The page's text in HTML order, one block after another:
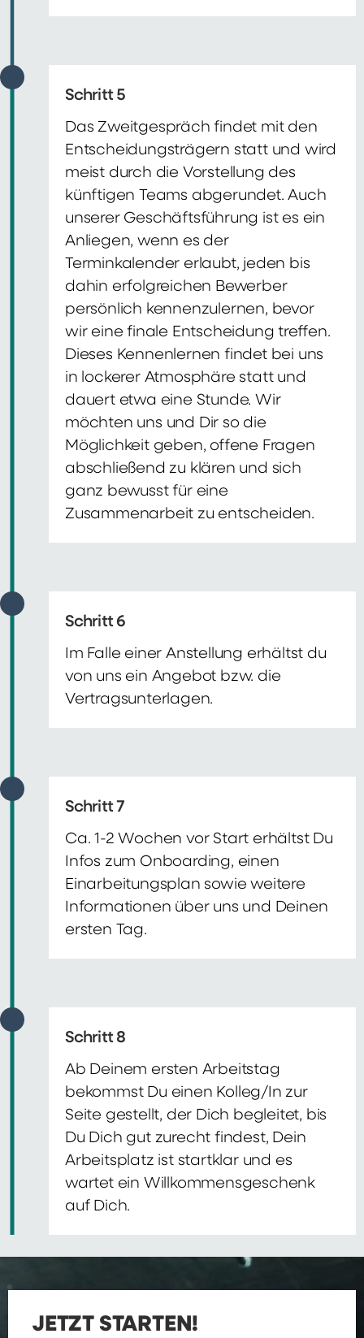
Schritt 5
Das Zweitgespräch findet mit den
Entscheidungsträgern statt und wird
meist durch die Vorstellung des
künftigen Teams abgerundet. Auch
unserer Geschäftsführung ist es ein
Anliegen, wenn es der
Terminkalender erlaubt, jeden bis
dahin erfolgreichen Bewerber
persönlich kennenzulernen, bevor
wir eine finale Entscheidung treffen.
Dieses Kennenlernen findet bei uns
in lockerer Atmosphäre statt und
dauert etwa eine Stunde. Wir
möchten uns und Dir so die
Möglichkeit geben, offene Fragen
abschließend zu klären und sich
ganz bewusst für eine
Zusammenarbeit zu entscheiden.
Schritt 6
Im Falle einer Anstellung erhältst du
von uns ein Angebot bzw. die
Vertragsunterlagen.
Schritt 7
Ca. 1-2 Wochen vor Start erhältst Du
Infos zum Onboarding, einen
Einarbeitungsplan sowie weitere
Informationen über uns und Deinen
ersten Tag.
Schritt 8
Ab Deinem ersten Arbeitstag
bekommst Du einen Kolleg/In zur
Seite gestellt, der Dich begleitet, bis
Du Dich gut zurecht findest, Dein
Arbeitsplatz ist startklar und es
wartet ein Willkommensgeschenk
auf Dich.
JETZT STARTEN!